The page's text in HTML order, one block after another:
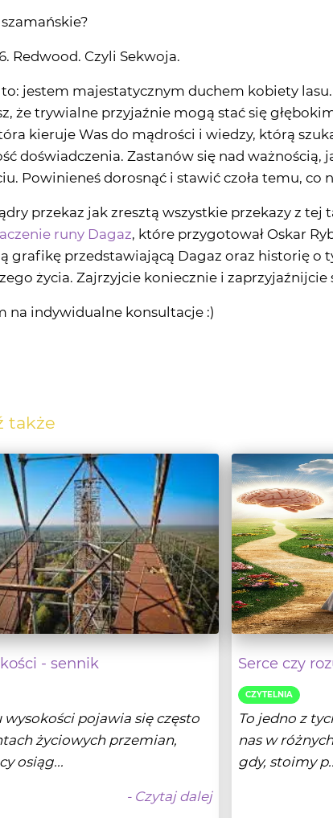
że trywialne przyjaźnie mogą stać się
doświadczenia. Zastanów się nad ważnością,
Powinieneś dorosnąć i stawić czoła temu, co
przekaz jak zresztą wszystkie przekazy z tej
runy Dagaz, które przygotował Oskar
życia. Zajrzyjcie koniecznie i zaprzyjaźnijcie
na indywidualne konsultacje :)
- sennik
wysokości pojawia się często
życiowych przemian,
osiąg...
- Czytaj dalej
Serce czy
To jedno z
nas w
gdy, stoimy p...